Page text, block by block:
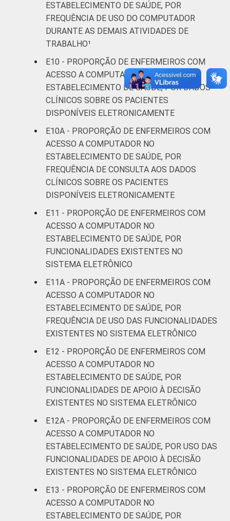
ESTABELECIMENTO DE SAÚDE, POR
FREQUÊNCIA DE USO DO COMPUTADOR
DURANTE AS DEMAIS ATIVIDADES DE
TRABALHO¹
E10 - PROPORÇÃO DE ENFERMEIROS COM
ACESSO A COMPUTADOR NO
ESTABELECIMENTO DE SAÚDE, POR DADOS
CLÍNICOS SOBRE OS PACIENTES
DISPONÍVEIS ELETRONICAMENTE
E10A - PROPORÇÃO DE ENFERMEIROS COM
ACESSO A COMPUTADOR NO
ESTABELECIMENTO DE SAÚDE, POR
FREQUÊNCIA DE CONSULTA AOS DADOS
CLÍNICOS SOBRE OS PACIENTES
DISPONÍVEIS ELETRONICAMENTE
E11 - PROPORÇÃO DE ENFERMEIROS COM
ACESSO A COMPUTADOR NO
ESTABELECIMENTO DE SAÚDE, POR
FUNCIONALIDADES EXISTENTES NO
SISTEMA ELETRÔNICO
E11A - PROPORÇÃO DE ENFERMEIROS COM
ACESSO A COMPUTADOR NO
ESTABELECIMENTO DE SAÚDE, POR
FREQUÊNCIA DE USO DAS FUNCIONALIDADES
EXISTENTES NO SISTEMA ELETRÔNICO
E12 - PROPORÇÃO DE ENFERMEIROS COM
ACESSO A COMPUTADOR NO
ESTABELECIMENTO DE SAÚDE, POR
FUNCIONALIDADES DE APOIO À DECISÃO
EXISTENTES NO SISTEMA ELETRÔNICO
E12A - PROPORÇÃO DE ENFERMEIROS COM
ACESSO A COMPUTADOR NO
ESTABELECIMENTO DE SAÚDE, POR USO DAS
FUNCIONALIDADES DE APOIO À DECISÃO
EXISTENTES NO SISTEMA ELETRÔNICO
E13 - PROPORÇÃO DE ENFERMEIROS COM
ACESSO A COMPUTADOR NO
ESTABELECIMENTO DE SAÚDE, POR